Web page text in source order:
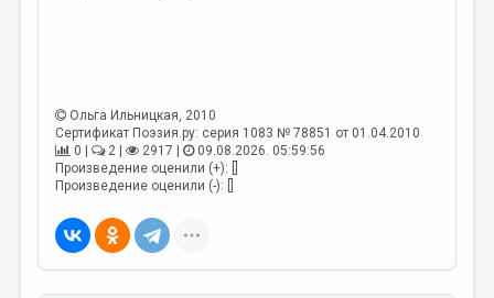
Ольга Ильницкая, 2010
Сертификат Поэзия.ру: серия 1083 № 78851 от 01.04.2010
0 |
2 | 2917 |
09.08.2026. 05:59:56
Произведение оценили (+): []
Произведение оценили (-): []